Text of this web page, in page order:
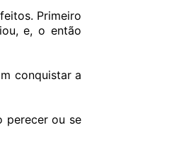
Primeiro
e, o então
conquistar a
perecer ou se